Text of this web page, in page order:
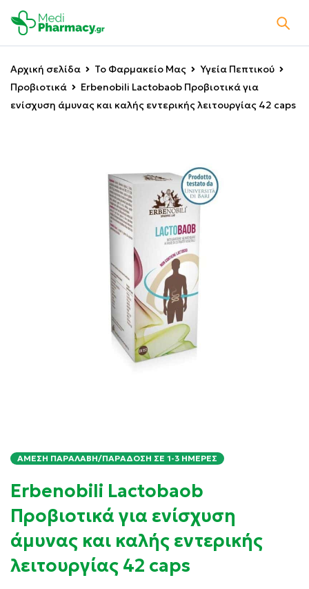
Αρχική σελίδα Το Φαρμακείο Μας
Υγεία Πεπτικού
Προβιοτικά
Erbenobili Lactobaob Προβιοτικά για
ενίσχυση άμυνας και καλής εντερικής λειτουργίας 42 caps
ΆΜΕΣΗ ΠΑΡΑΛΑΒΉ/ΠΑΡΆΔΟΣΗ ΣΕ 1-3 ΗΜΈΡΕΣ
Erbenobili Lactobaob
Προβιοτικά για ενίσχυση
άμυνας και καλής εντερικής
λειτουργίας 42 caps